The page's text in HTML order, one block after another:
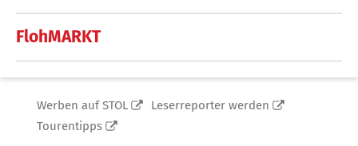
FlohMARKT
Werben auf STOL
Leserreporter werden
Tourentipps